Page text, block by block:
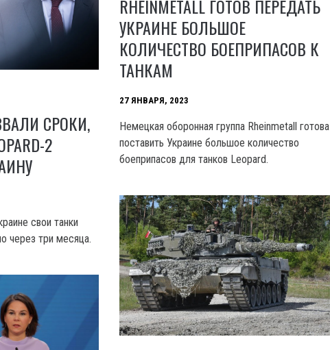
RHEINMETALL ГОТОВ ПЕРЕДАТЬ
УКРАИНЕ БОЛЬШОЕ
КОЛИЧЕСТВО БОЕПРИПАСОВ К
ТАНКАМ
27 ЯНВАРЯ, 2023
Немецкая оборонная группа Rheinmetall готова
поставить Украине большое количество
боеприпасов для танков Leopard.
СРОКИ,
2
свои танки
через три месяца.